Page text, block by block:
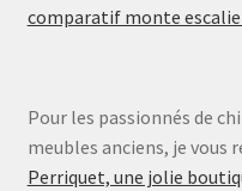
comparatif monte
Pour les passionnés de
meubles anciens, je vous
Perriquet, une jolie